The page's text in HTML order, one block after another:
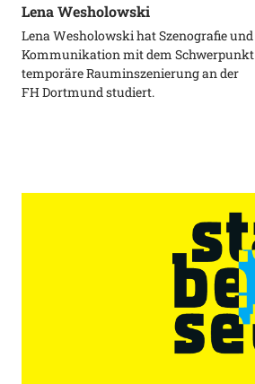
Lena Wesholowski
Lena Wesholowski hat Szenografie und
Kommunikation mit dem Schwerpunkt
temporäre Rauminszenierung an der
FH Dortmund studiert.